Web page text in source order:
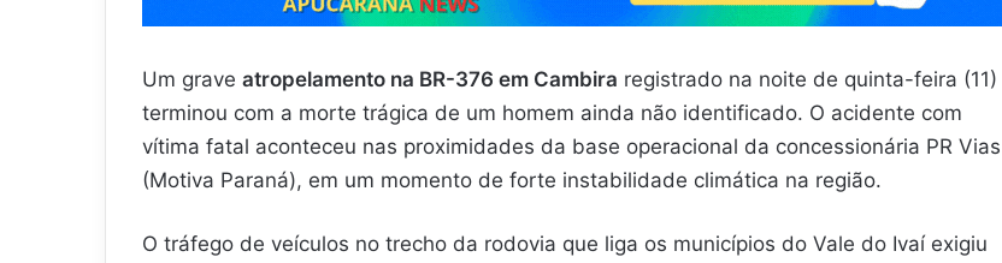
Um grave atropelamento na BR-376 em Cambira registrado na noite de quinta-feira (11)
terminou com a morte trágica de um homem ainda não identificado. O acidente com
vítima fatal aconteceu nas proximidades da base operacional da concessionária PR Vias
(Motiva Paraná), em um momento de forte instabilidade climática na região.
O tráfego de veículos no trecho da rodovia que liga os municípios do Vale do Ivaí exigiu